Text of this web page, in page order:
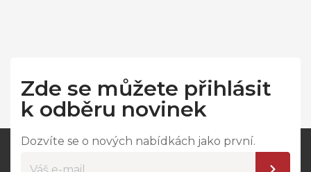
Zde se můžete přihlásit
k odběru novinek
Dozvíte se o nových nabídkách jako první.